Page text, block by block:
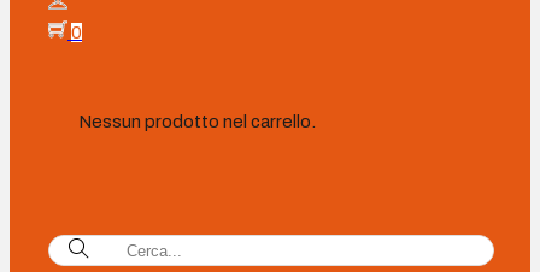
0
Nessun prodotto nel carrello.